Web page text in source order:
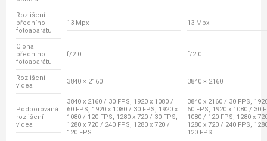
Rozlišení
předního
fotoaparátu
13 Mpx 13 Mpx
Clona
předního
fotoaparátu
f/2.0 f/2.0
Rozlišení
videa
3840 × 2160 3840 × 2160
Podporovaná
rozlišení
videa
3840 x 2160 / 30 FPS, 1920 x 1080 /
60 FPS, 1920 x 1080 / 30 FPS, 1920 x
1080 / 120 FPS, 1280 x 720 / 30 FPS,
1280 x 720 / 240 FPS, 1280 x 720 /
120 FPS
3840 x 2160 / 30 FPS,
60 FPS, 1920 x 1080 / 30
1080 / 120 FPS, 1280 x
1280 x 720 / 240 FPS,
120 FPS